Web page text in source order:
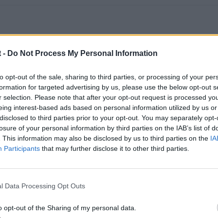
- Do Not Process My Personal Information
opt-out of the sale, sharing to third parties, or processing of your
for targeted advertising by us, please use the below opt-out
selection. Please note that after your opt-out request is processed
interest-based ads based on personal information utilized by us
to third parties prior to your opt-out. You may separately
of your personal information by third parties on the IAB’s list of
This information may also be disclosed by us to third parties on the
Participants that may further disclose it to other third parties.
Data Processing Opt Outs
opt-out of the Sharing of my personal data.
coche manual, me parece hoy en día un absurdo y salvo que tu
de crucero también es algo interesante.
aquí el 1.4TFSi tiene un ruido desagradable con al bomba de
bien por si acaso.